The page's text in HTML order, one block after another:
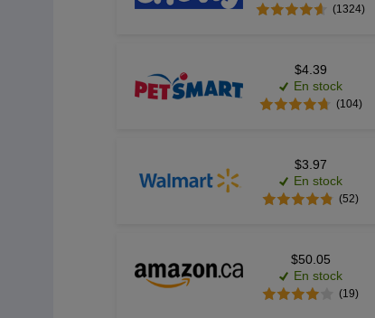
(1324)
$4.39
En stock
(104)
$3.97
En stock
(52)
$50.05
En stock
(19)